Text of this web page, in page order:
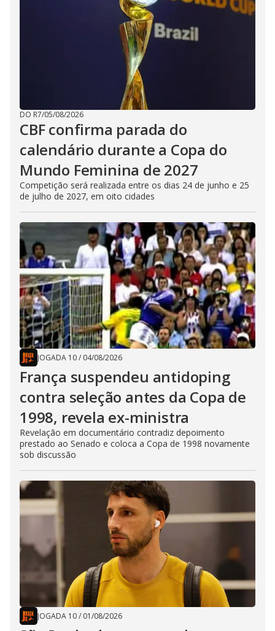
DO R7/05/08/2026
CBF confirma parada do
calendário durante a Copa do
Mundo Feminina de 2027
Competição será realizada entre os dias 24 de junho e 25
de julho de 2027, em oito cidades
JOGADA 10/ 04/08/2026
França suspendeu antidoping
contra seleção antes da Copa de
1998, revela ex-ministra
Revelação em documentário contradiz depoimento
prestado ao Senado e coloca a Copa de 1998 novamente
sob discussão
JOGADA 10/ 01/08/2026